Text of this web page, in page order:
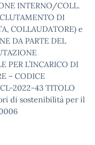
INTERNO/COLL.
DI
COLLAUDATORE) e
DA PARTE DEL
PER L’INCARICO DI
– CODICE
CL-2022-43 TITOLO
di sostenibilità per il